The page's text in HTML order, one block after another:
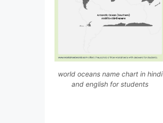
world oceans name chart in hindi
and english for students